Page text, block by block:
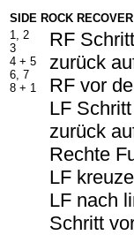
SIDE ROCK
1, 2
3
4 + 5
6, 7
8 + 1
RF
zurück
RF vor
LF
zurück
Rechte
LF
LF nach
Schritt